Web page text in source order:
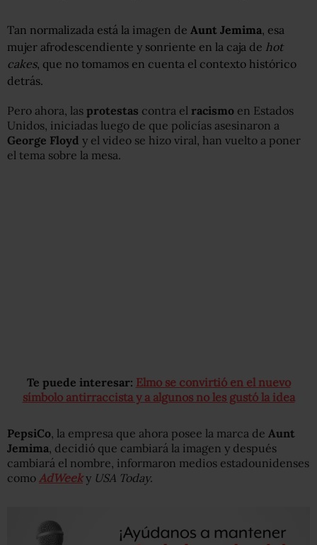
Tan normalizada está la imagen de Aunt Jemima, esa
mujer afrodescendiente y sonriente en la caja de hot
cakes, que no tomamos en cuenta el contexto histórico
detrás.
Pero ahora, las protestas contra el racismo en Estados
Unidos, iniciadas luego de que policías asesinaron a
George Floyd y el video se hizo viral, han vuelto a poner
el tema sobre la mesa.
Te puede interesar: Elmo se convirtió en el nuevo
símbolo antirraccista y a algunos no les gustó la idea
PepsiCo, la empresa que ahora posee la marca de Aunt
Jemima, decidió que cambiará la imagen y después
cambiará el nombre, informaron medios estadounidenses
como AdWeeky USA Today.